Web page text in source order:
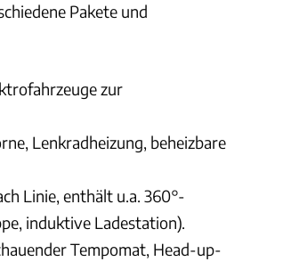
Pakete und
zur
Lenkradheizung, beheizbare
Linie, enthält u.a. 360°-
induktive Ladestation).
Tempomat, Head-up-